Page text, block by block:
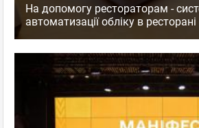
На допомогу рестораторам -
автоматизації обліку в ресторані